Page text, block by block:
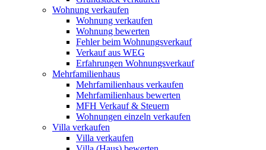
Wohnung verkaufen
Wohnung verkaufen
Wohnung bewerten
Fehler beim Wohnungsverkauf
Verkauf aus WEG
Erfahrungen Wohnungsverkauf
Mehrfamilienhaus
Mehrfamilienhaus verkaufen
Mehrfamilienhaus bewerten
MFH Verkauf & Steuern
Wohnungen einzeln verkaufen
Villa verkaufen
Villa verkaufen